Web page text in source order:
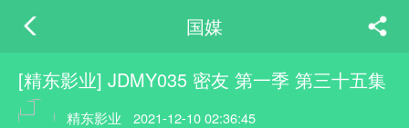
国媒
[精东影业] JDMY035 密友 第一季 第三十五集
精东影业 2021-12-10 02:36:45